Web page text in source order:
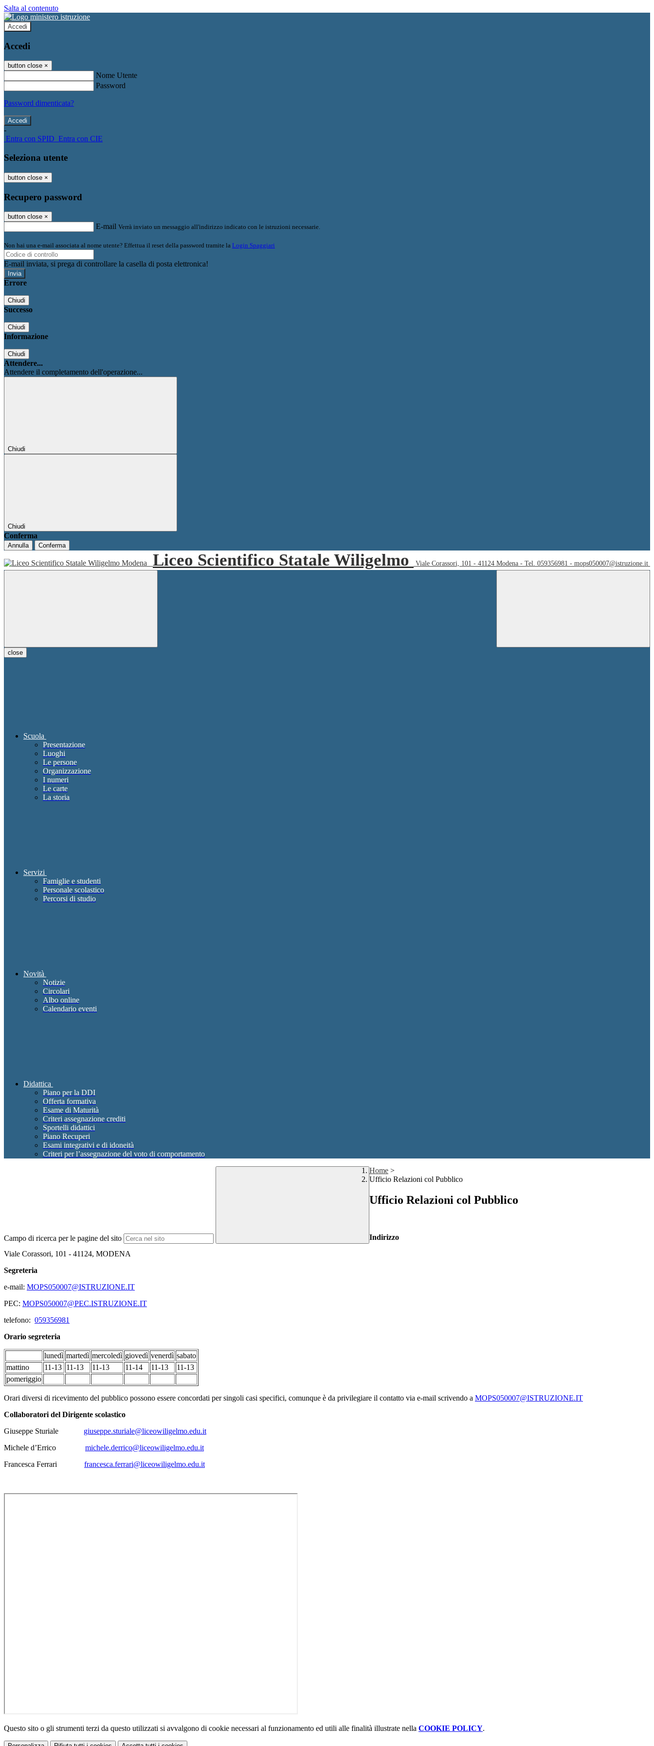
Salta al contenuto
Accedi
Accedi
button close ×
Nome Utente
Password
Password dimenticata?
-
Entra con SPID Entra con CIE
Seleziona utente
button close ×
Recupero password
button close ×
E-mail Verrà inviato un messaggio all'indirizzo indicato con le istruzioni necessarie.
Non hai una e-mail associata al nome utente? Effettua il reset della password tramite la Login Spaggiari
E-mail inviata, si prega di controllare la casella di posta elettronica!
Errore
Chiudi
Successo
Chiudi
Informazione
Chiudi
Attendere...
Attendere il completamento dell'operazione...
Chiudi
Chiudi
Conferma
Annulla Conferma
Liceo Scientifico Statale Wiligelmo Viale Corassori, 101 - 41124 Modena - Tel. 059356981 - mops050007@istruzione.it
close
Scuola
Presentazione
Luoghi
Le persone
Organizzazione
I numeri
Le carte
La storia
Servizi
Famiglie e studenti
Personale scolastico
Percorsi di studio
Novità
Notizie
Circolari
Albo online
Calendario eventi
Didattica
Piano per la DDI
Offerta formativa
Esame di Maturità
Criteri assegnazione crediti
Sportelli didattici
Piano Recuperi
Esami integrativi e di idoneità
Criteri per l’assegnazione del voto di comportamento
Campo di ricerca per le pagine del sito
Home >
Ufficio Relazioni col Pubblico
Ufficio Relazioni col Pubblico
Indirizzo
Viale Corassori, 101 - 41124, MODENA
Segreteria
e-mail: MOPS050007@ISTRUZIONE.IT
PEC: MOPS050007@PEC.ISTRUZIONE.IT
telefono: 059356981
Orario segreteria
lunedì martedì mercoledì giovedì venerdì sabato
mattino
11-13 11-13 11-13 11-14 11-13
11-13
pomeriggio
Orari diversi di ricevimento del pubblico possono essere concordati per singoli casi specifici, comunque è da privilegiare il contatto via e-mail scrivendo a MOPS050007@ISTRUZIONE.IT
Collaboratori del Dirigente scolastico
Giuseppe Sturiale giuseppe.sturiale@liceowiligelmo.edu.it
Michele d’Errico michele.derrico@liceowiligelmo.edu.it
Francesca Ferrari
francesca.ferrari@liceowiligelmo.edu.it
Questo sito o gli strumenti terzi da questo utilizzati si avvalgono di cookie necessari al funzionamento ed utili alle finalità illustrate nella COOKIE POLICY.